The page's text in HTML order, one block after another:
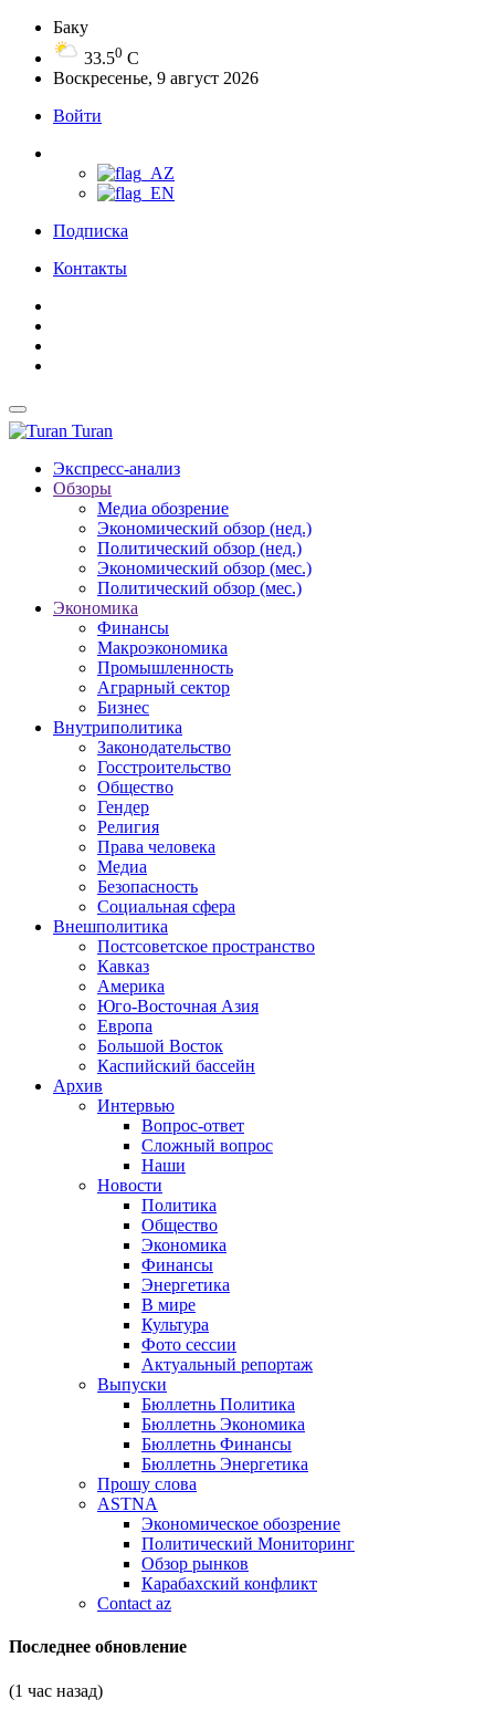
Баку
33.50 C
Воскресенье, 9 август 2026
Войти
Подписка
Контакты
Turan
Экспресс-анализ
Обзоры
Медиа обозрение
Экономический обзор (нед.)
Политический обзор (нед.)
Экономический обзор (мес.)
Политический обзор (мес.)
Экономика
Финансы
Макроэкономика
Промышленность
Аграрный сектор
Бизнес
Внутриполитика
Законодательство
Госстроительство
Общество
Гендер
Религия
Права человека
Медиа
Безопасность
Социальная сфера
Внешполитика
Постсоветское пространство
Кавказ
Америка
Юго-Восточная Азия
Европа
Большой Восток
Каспийский бассейн
Архив
Интервью
Вопрос-ответ
Сложный вопрос
Наши
Новости
Политика
Общество
Экономика
Финансы
Энергетика
В мире
Культура
Фото сессии
Актуальный репортаж
Выпуски
Бюллетнь Политика
Бюллетнь Экономика
Бюллетнь Финансы
Бюллетнь Энергетика
Прошу слова
ASTNA
Экономическое обозрение
Политический Мониторинг
Обзор рынков
Карабахский конфликт
Contact az
Последнее обновление
(1 час назад)